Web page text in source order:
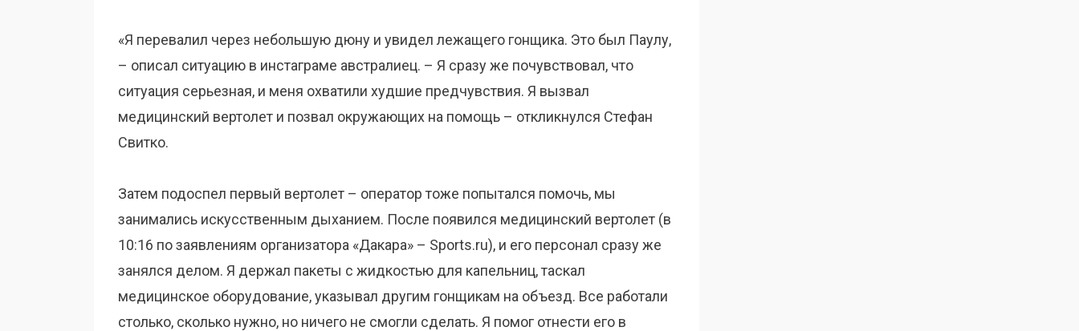
«Я перевалил через небольшую дюну и увидел лежащего гонщика. Это был Паулу,
– описал ситуацию в инстаграме австралиец. – Я сразу же почувствовал, что
ситуация серьезная, и меня охватили худшие предчувствия. Я вызвал
медицинский вертолет и позвал окружающих на помощь – откликнулся Стефан
Свитко.
Затем подоспел первый вертолет – оператор тоже попытался помочь, мы
занимались искусственным дыханием. После появился медицинский вертолет (в
10:16 по заявлениям организатора «Дакара» – Sports.ru), и его персонал сразу же
занялся делом. Я держал пакеты с жидкостью для капельниц, таскал
медицинское оборудование, указывал другим гонщикам на объезд. Все работали
столько, сколько нужно, но ничего не смогли сделать. Я помог отнести его в